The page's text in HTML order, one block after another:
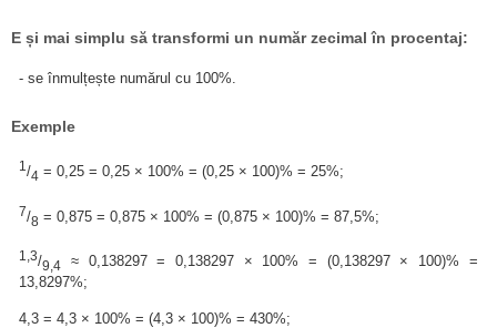
E și mai simplu să transformi un număr zecimal în procentaj:
- se înmulțește numărul cu 100%.
Exemple
1/4 = 0,25 = 0,25 × 100% = (0,25 × 100)% = 25%;
7/8 = 0,875 = 0,875 × 100% = (0,875 × 100)% = 87,5%;
1,3/9,4 ≈ 0,138297 = 0,138297 × 100% = (0,138297 × 100)% =
13,8297%;
4,3 = 4,3 × 100% = (4,3 × 100)% = 430%;